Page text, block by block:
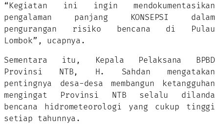
“Kegiatan ini ingin mendokumentasikan
pengalaman panjang KONSEPSI dalam
pengurangan risiko bencana di Pulau
Lombok”, ucapnya.
Sementara itu, Kepala Pelaksana BPBD
Provinsi NTB, H. Sahdan mengatakan
pentingnya desa-desa membangun ketangguhan
mengingat Provinsi NTB selalu dilanda
bencana hidrometeorologi yang cukup tinggi
setiap tahunnya.